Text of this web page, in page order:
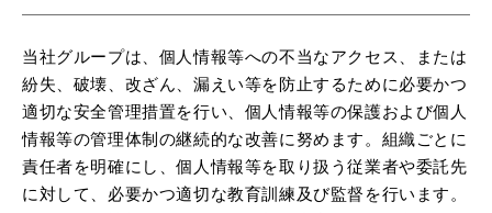
当社グループは、個人情報等への不当なアクセス、または
紛失、破壊、改ざん、漏えい等を防止するために必要かつ
適切な安全管理措置を行い、個人情報等の保護および個人
情報等の管理体制の継続的な改善に努めます。組織ごとに
責任者を明確にし、個人情報等を取り扱う従業者や委託先
に対して、必要かつ適切な教育訓練及び監督を行います。